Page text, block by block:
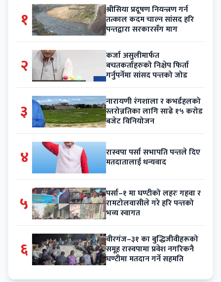
१ श्रीसिया प्रदूषण नियन्त्रण गर्न
तत्काल कदम चाल्न सांसद हरि
पन्तद्वारा सरकारसँग माग
२ कर्जा असुलीमार्फत
बचतकर्ताहरुको निक्षेप फिर्ता
गर्नुपर्नेमा सांसद पन्तको जोड
३ नारायणी रंगशाला र कभर्डहलको
स्तरोन्नतिका लागि साढे १५ करोड
बजेट विनियोजन
४ रास्वपा पर्सा सभापति पन्तले दिए
मतदातालाई धन्यवाद
५ पर्सा–१ मा घण्टीको लहरः गहवा र
रामटोलवासीले गरे हरि पन्तको
भव्य स्वागत
६ वीरगंज–३१ का बुद्धिजीवीहरूको
समूह रास्वपामा प्रवेश नगरिकनै
घण्टीमा मतदान गर्ने सहमति